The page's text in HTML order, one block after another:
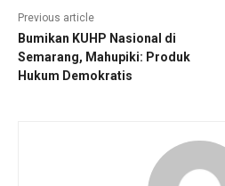
Previous article
Bumikan KUHP Nasional di
Semarang, Mahupiki: Produk
Hukum Demokratis